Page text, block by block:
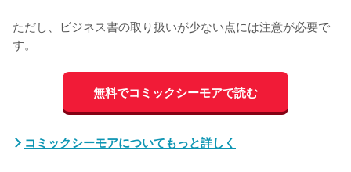
ただし、ビジネス書の取り扱いが少ない点には注意が必要で
す。
無料でコミックシーモアで読む
コミックシーモアについてもっと詳しく